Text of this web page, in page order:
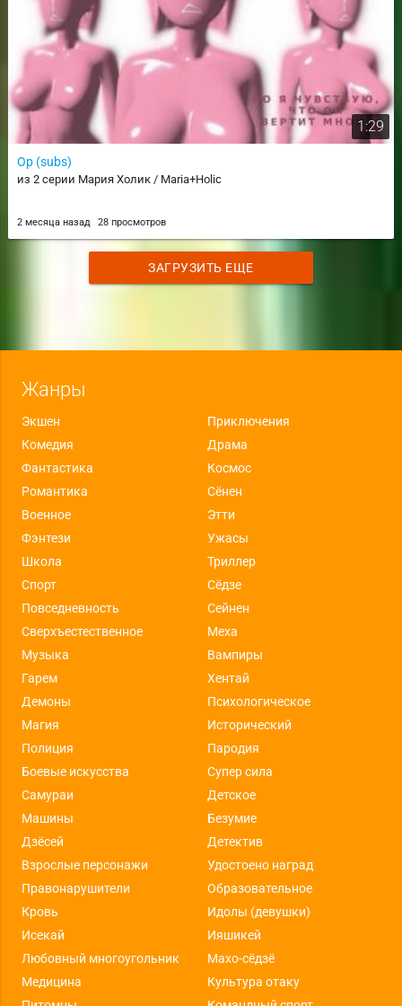
1:29
Op (subs)
из 2 серии Мария Холик / Maria+Holic
2 месяца назад 28 просмотров
ЗАГРУЗИТЬ ЕЩЕ
Жанры
Экшен
Приключения
Комедия
Драма
Фантастика
Космос
Романтика
Сёнен
Военное
Этти
Фэнтези
Ужасы
Школа
Триллер
Спорт
Сёдзе
Повседневность
Сейнен
Сверхъестественное
Меха
Музыка
Вампиры
Гарем
Хентай
Демоны
Психологическое
Магия
Исторический
Полиция
Пародия
Боевые искусства
Супер сила
Самураи
Детское
Машины
Безумие
Дзёсей
Детектив
Взрослые персонажи
Удостоено наград
Правонарушители
Образовательное
Кровь
Идолы (девушки)
Исекай
Ияшикей
Любовный многоугольник
Махо-сёдзё
Медицина
Культура отаку